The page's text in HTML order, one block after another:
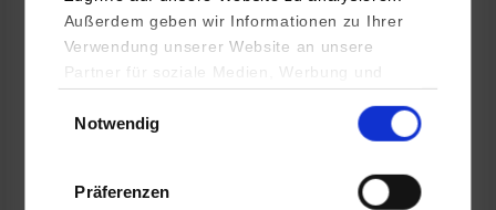
Außerdem geben wir Informationen zu Ihrer
Verwendung unserer Website an unsere
Partner für soziale Medien, Werbung und
YouTube, Google Maps) führen diese
Daten zusammen, die Sie ihnen bereitgestellt
haben oder die sie im Rahmen Ihrer Nutzung
Notwendig
Präferenzen
Berkovich Ventures
Rheinsberger Straße 76/77
10115
Denis Berkovich